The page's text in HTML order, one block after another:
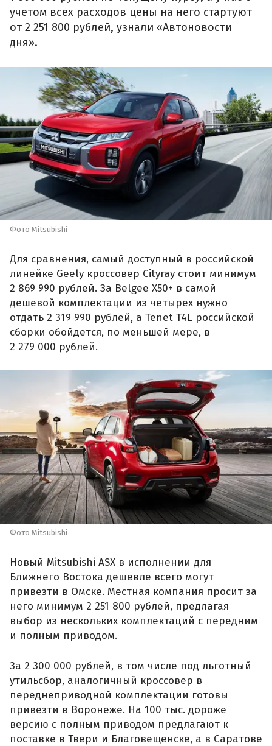
учетом всех расходов цены на него стартуют
от 2 251 800 рублей, узнали «Автоновости
дня».
Фото Mitsubishi
Для сравнения, самый доступный в российской
линейке Geely кроссовер Cityray стоит минимум
2 869 990 рублей. За Belgee X50+ в самой
дешевой комплектации из четырех нужно
отдать 2 319 990 рублей, а Tenet T4L российской
сборки обойдется, по меньшей мере, в
2 279 000 рублей.
Фото Mitsubishi
Новый Mitsubishi ASX в исполнении для
Ближнего Востока дешевле всего могут
привезти в Омске. Местная компания просит за
него минимум 2 251 800 рублей, предлагая
выбор из нескольких комплектаций с передним
и полным приводом.
За 2 300 000 рублей, в том числе под льготный
утильсбор, аналогичный кроссовер в
переднеприводной комплектации готовы
привезти в Воронеже. На 100 тыс. дороже
версию с полным приводом предлагают к
поставке в Твери и Благовещенске, а в Саратове